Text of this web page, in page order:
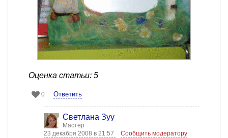
Оценка статьи: 5
0 Ответить
Светлана Зуу
Мастер
23 декабря 2008 в 21:57
Сообщить модератору